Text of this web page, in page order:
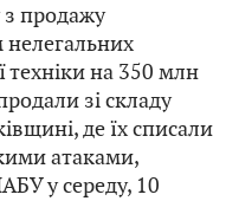
продажу
техніки на 350 млн
зі складу
де їх списали
атаками,
у середу, 10